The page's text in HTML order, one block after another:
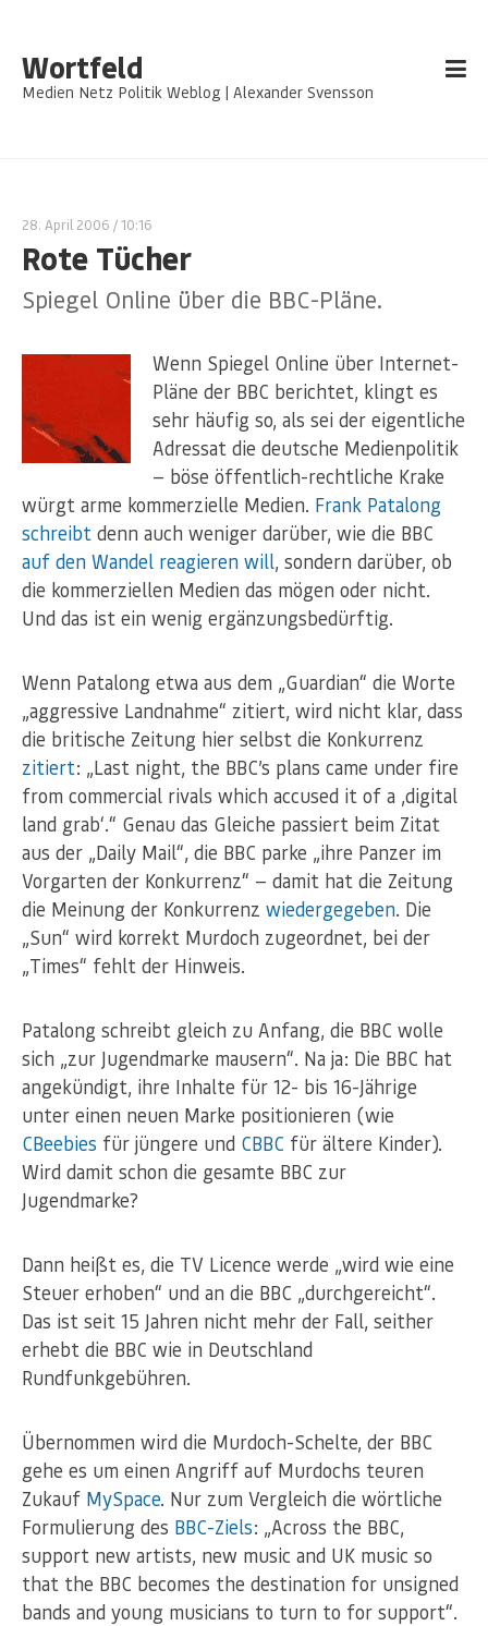
Wortfeld
Medien Netz Politik Weblog | Alexander Svensson
28. April 2006 / 10:16
Rote Tücher
Spiegel Online über die BBC-Pläne.
Wenn Spiegel Online über Internet-
Pläne der BBC berichtet, klingt es
sehr häufig so, als sei der eigentliche
Adressat die deutsche Medienpolitik
— böse öffentlich-rechtliche Krake
würgt arme kommerzielle Medien. Frank Patalong
schreibt denn auch weniger darüber, wie die BBC
auf den Wandel reagieren will, sondern darüber, ob
die kommerziellen Medien das mögen oder nicht.
Und das ist ein wenig ergänzungsbedürftig.
Wenn Patalong etwa aus dem „Guardian“ die Worte
„aggressive Landnahme“ zitiert, wird nicht klar, dass
die britische Zeitung hier selbst die Konkurrenz
zitiert: „Last night, the BBC’s plans came under fire
from commercial rivals which accused it of a ‚digital
land grab‘.“ Genau das Gleiche passiert beim Zitat
aus der „Daily Mail“, die BBC parke „ihre Panzer im
Vorgarten der Konkurrenz“ — damit hat die Zeitung
die Meinung der Konkurrenz wiedergegeben. Die
„Sun“ wird korrekt Murdoch zugeordnet, bei der
„Times“ fehlt der Hinweis.
Patalong schreibt gleich zu Anfang, die BBC wolle
sich „zur Jugendmarke mausern“. Na ja: Die BBC hat
angekündigt, ihre Inhalte für 12- bis 16-Jährige
unter einen neuen Marke positionieren (wie
CBeebies für jüngere und CBBC für ältere Kinder).
Wird damit schon die gesamte BBC zur
Jugendmarke?
Dann heißt es, die TV Licence werde „wird wie eine
Steuer erhoben“ und an die BBC „durchgereicht“.
Das ist seit 15 Jahren nicht mehr der Fall, seither
erhebt die BBC wie in Deutschland
Rundfunkgebühren.
Übernommen wird die Murdoch-Schelte, der BBC
gehe es um einen Angriff auf Murdochs teuren
Zukauf MySpace. Nur zum Vergleich die wörtliche
Formulierung des BBC-Ziels: „Across the BBC,
support new artists, new music and UK music so
that the BBC becomes the destination for unsigned
bands and young musicians to turn to for support“.